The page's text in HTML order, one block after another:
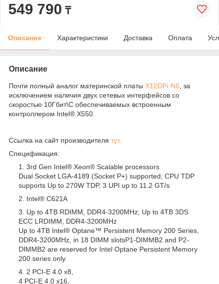
549 790 ₸
Описание Характеристики Доставка Оплата
Описание
Почти полный аналог материнской платы X12DPi-N6 , за
исключением наличия двух сетевых интерфейсов со
скоростью 10Гбит\С обеспечиваемых встроенным
контроллером Intel® X550.
Ссылка на сайт производителя тут.
Спецификация:
3rd Gen Intel® Xeon® Scalable processors
Dual Socket LGA-4189 (Socket P+) supported, CPU TDP
supports Up to 270W TDP, 3 UPI up to 11.2 GT/s
Intel® C621A
Up to 4TB RDIMM, DDR4-3200MHz; Up to 4TB 3DS
ECC LRDIMM, DDR4-3200MHz
Up to 4TB Intel® Optane™ Persistent Memory 200 Series,
DDR4-3200MHz, in 18 DIMM slotsP1-DIMMB2 and P2-
DIMMB2 are reserved for Intel Optane Persistent Memory
200 series only.
2 PCI-E 4.0 x8,
4 PCI-E 4.0 x16,